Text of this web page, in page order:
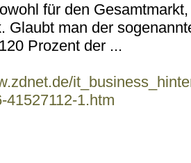
für den
Glaubt man der
Prozent der ...
41527112-1.htm